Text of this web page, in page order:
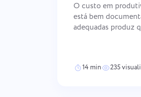
O custo em
está bem
adequadas produz
14 min 235